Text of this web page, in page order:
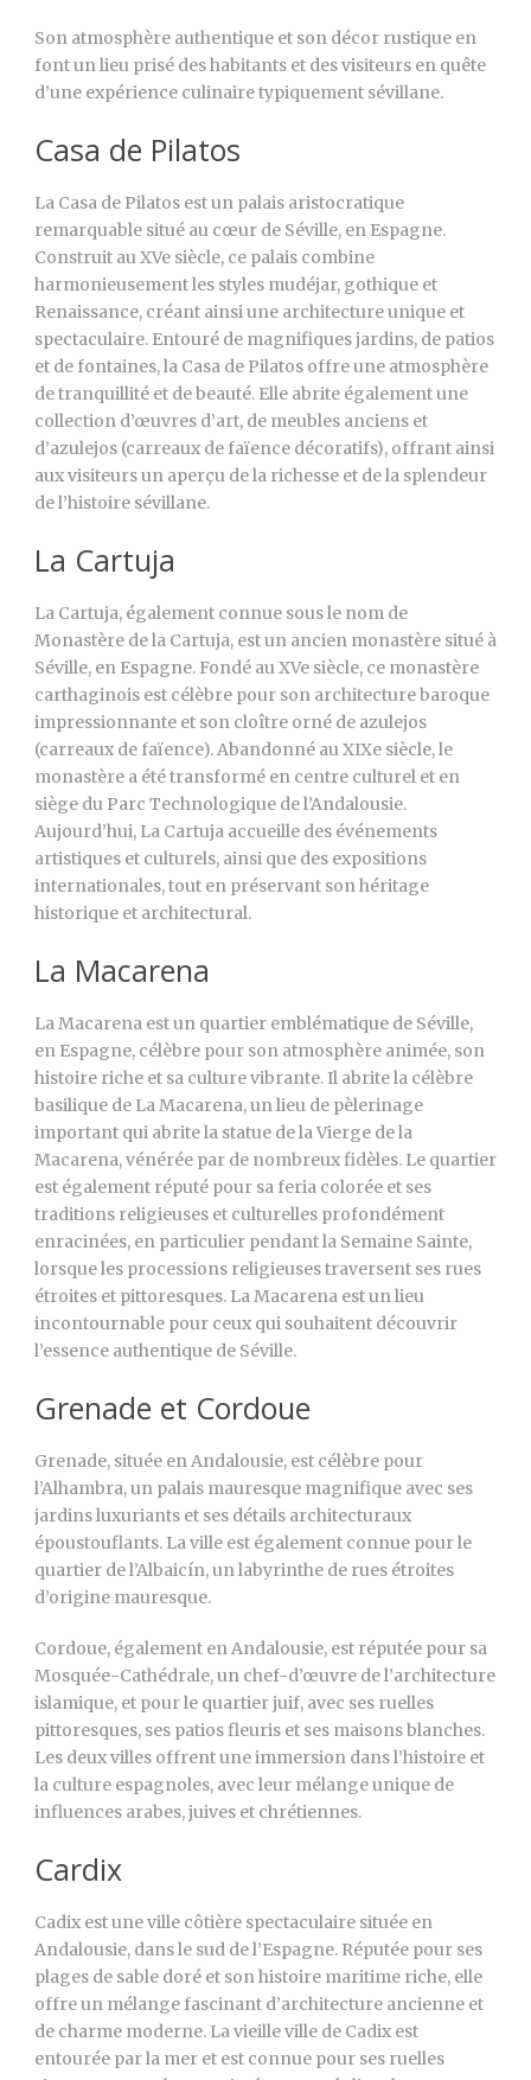
Son atmosphère authentique et son décor rustique en
font un lieu prisé des habitants et des visiteurs en quête
d’une expérience culinaire typiquement sévillane.
Casa de Pilatos
La Casa de Pilatos est un palais aristocratique
remarquable situé au cœur de Séville, en Espagne.
Construit au XVe siècle, ce palais combine
harmonieusement les styles mudéjar, gothique et
Renaissance, créant ainsi une architecture unique et
spectaculaire. Entouré de magnifiques jardins, de patios
et de fontaines, la Casa de Pilatos offre une atmosphère
de tranquillité et de beauté. Elle abrite également une
collection d’œuvres d’art, de meubles anciens et
d’azulejos (carreaux de faïence décoratifs), offrant ainsi
aux visiteurs un aperçu de la richesse et de la splendeur
de l’histoire sévillane.
La Cartuja
La Cartuja, également connue sous le nom de
Monastère de la Cartuja, est un ancien monastère situé à
Séville, en Espagne. Fondé au XVe siècle, ce monastère
carthaginois est célèbre pour son architecture baroque
impressionnante et son cloître orné de azulejos
(carreaux de faïence). Abandonné au XIXe siècle, le
monastère a été transformé en centre culturel et en
siège du Parc Technologique de l’Andalousie.
Aujourd’hui, La Cartuja accueille des événements
artistiques et culturels, ainsi que des expositions
internationales, tout en préservant son héritage
historique et architectural.
La Macarena
La Macarena est un quartier emblématique de Séville,
en Espagne, célèbre pour son atmosphère animée, son
histoire riche et sa culture vibrante. Il abrite la célèbre
basilique de La Macarena, un lieu de pèlerinage
important qui abrite la statue de la Vierge de la
Macarena, vénérée par de nombreux fidèles. Le quartier
est également réputé pour sa feria colorée et ses
traditions religieuses et culturelles profondément
enracinées, en particulier pendant la Semaine Sainte,
lorsque les processions religieuses traversent ses rues
étroites et pittoresques. La Macarena est un lieu
incontournable pour ceux qui souhaitent découvrir
l’essence authentique de Séville.
Grenade et Cordoue
Grenade, située en Andalousie, est célèbre pour
l’Alhambra, un palais mauresque magnifique avec ses
jardins luxuriants et ses détails architecturaux
époustouflants. La ville est également connue pour le
quartier de l’Albaicín, un labyrinthe de rues étroites
d’origine mauresque.
Cordoue, également en Andalousie, est réputée pour sa
Mosquée-Cathédrale, un chef-d’œuvre de l’architecture
islamique, et pour le quartier juif, avec ses ruelles
pittoresques, ses patios fleuris et ses maisons blanches.
Les deux villes offrent une immersion dans l’histoire et
la culture espagnoles, avec leur mélange unique de
influences arabes, juives et chrétiennes.
Cardix
Cadix est une ville côtière spectaculaire située en
Andalousie, dans le sud de l’Espagne. Réputée pour ses
plages de sable doré et son histoire maritime riche, elle
offre un mélange fascinant d’architecture ancienne et
de charme moderne. La vieille ville de Cadix est
entourée par la mer et est connue pour ses ruelles